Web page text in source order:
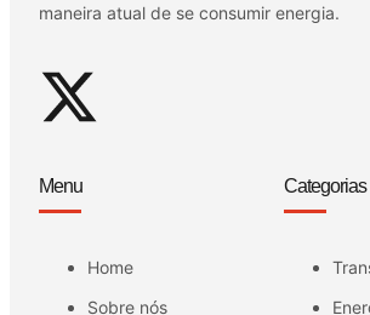
maneira atual de se consumir energia.
Menu
Home
Sobre nós
Categorias